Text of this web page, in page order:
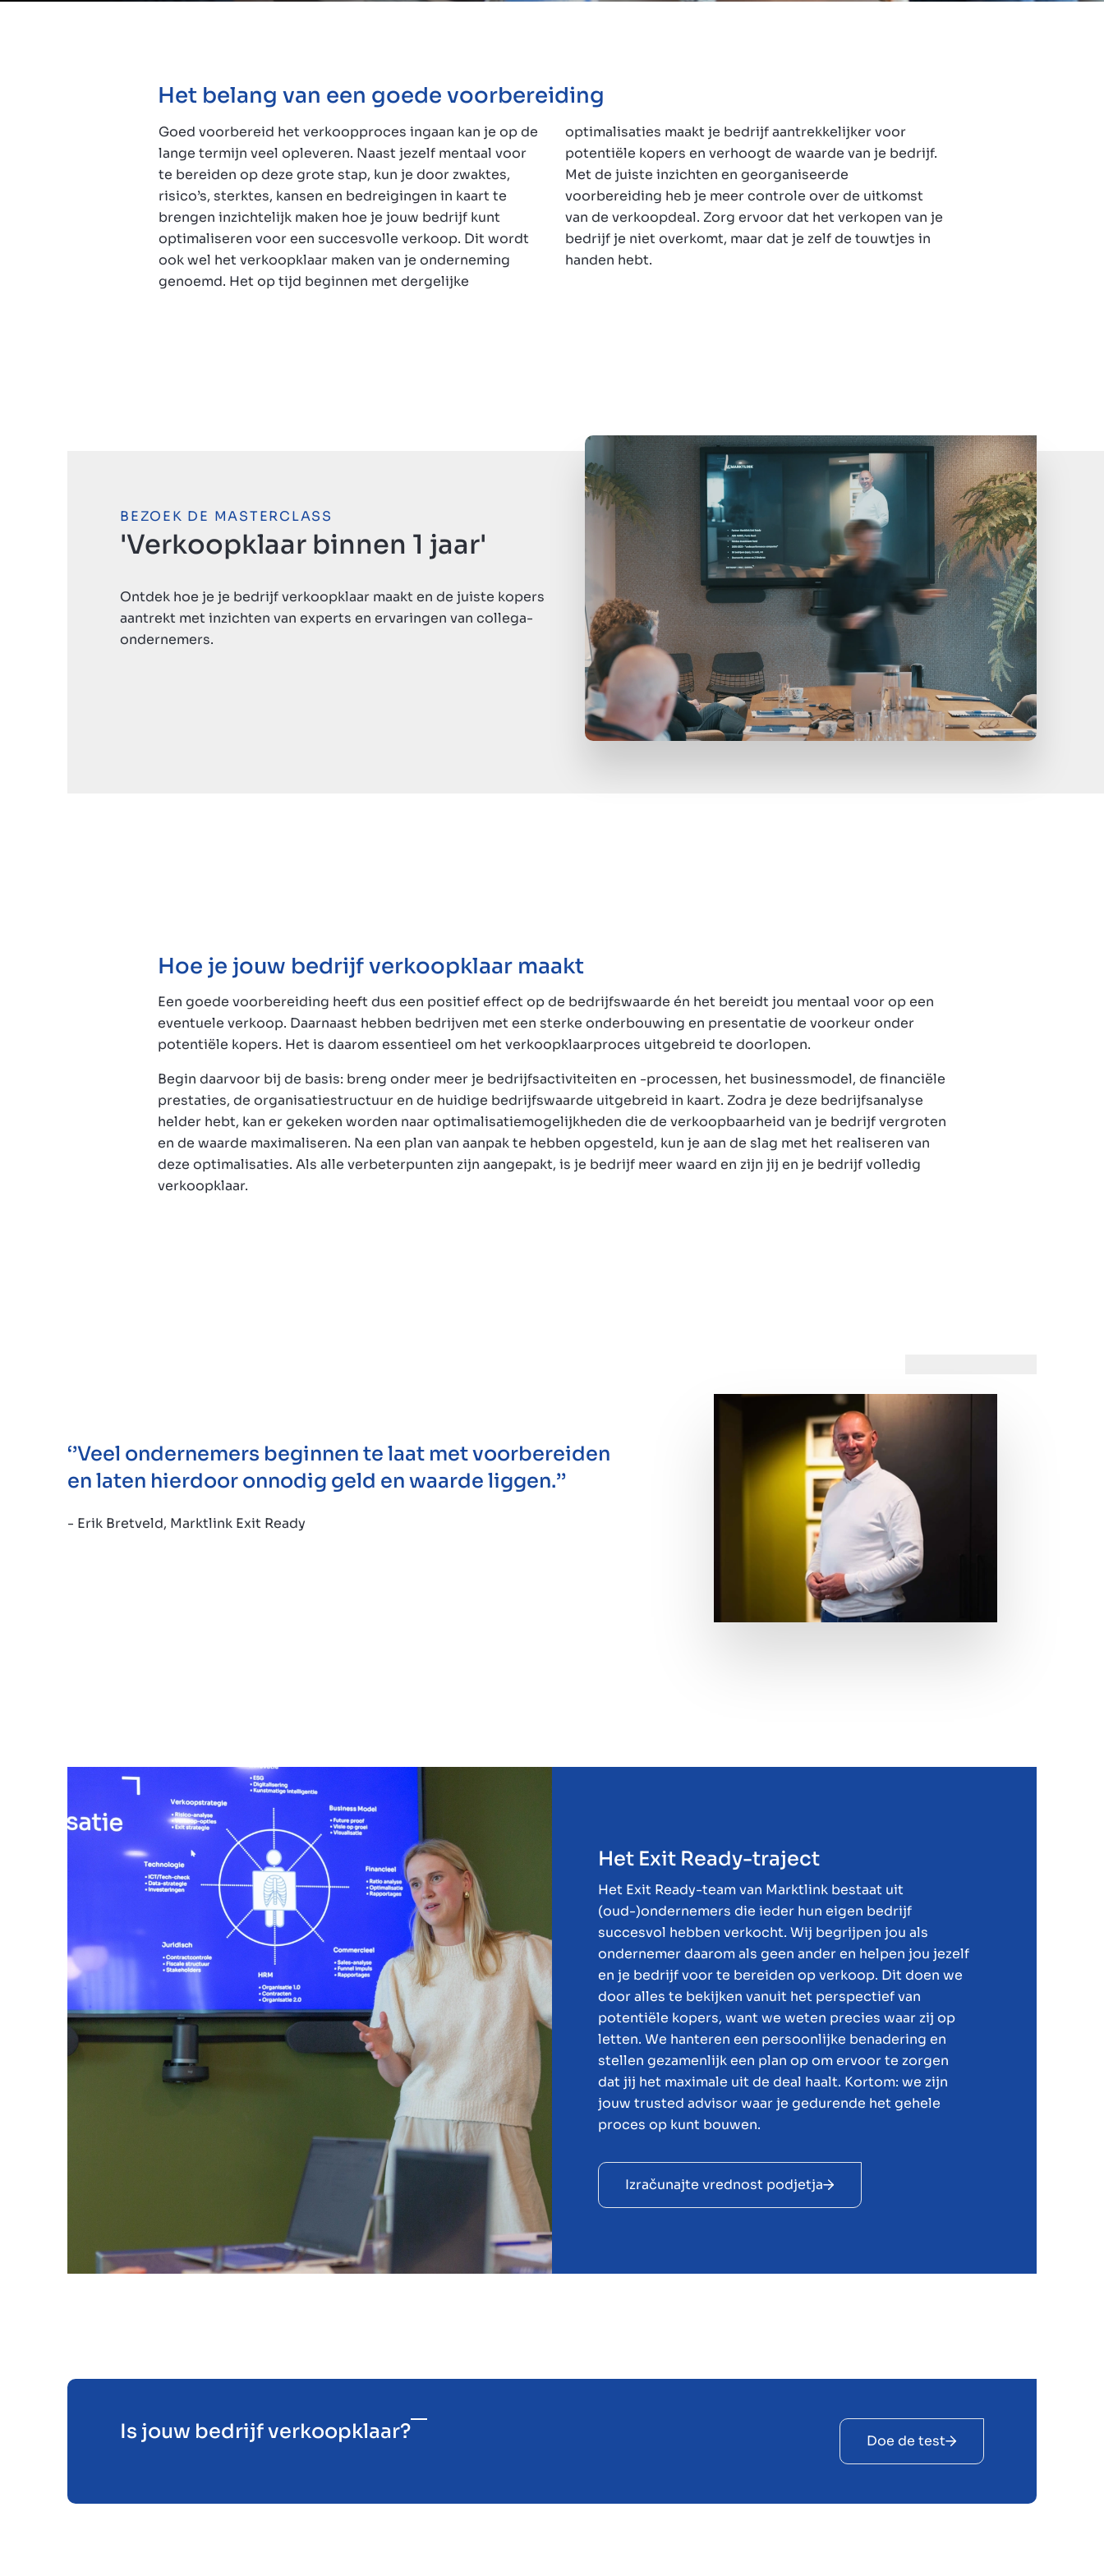
About us
Contact
Het belang van een goede voorbereiding
Goed voorbereid het verkoopproces ingaan kan je op de
lange termijn veel opleveren. Naast jezelf mentaal voor
te bereiden op deze grote stap, kun je door zwaktes,
risico’s, sterktes, kansen en bedreigingen in kaart te
brengen inzichtelijk maken hoe je jouw bedrijf kunt
optimaliseren voor een succesvolle verkoop. Dit wordt
ook wel het verkoopklaar maken van je onderneming
genoemd. Het op tijd beginnen met dergelijke
optimalisaties maakt je bedrijf aantrekkelijker voor
potentiële kopers en verhoogt de waarde van je bedrijf.
Met de juiste inzichten en georganiseerde
voorbereiding heb je meer controle over de uitkomst
van de verkoopdeal. Zorg ervoor dat het verkopen van je
bedrijf je niet overkomt, maar dat je zelf de touwtjes in
handen hebt.
BEZOEK DE MASTERCLASS
'Verkoopklaar binnen 1 jaar'
Ontdek hoe je je bedrijf verkoopklaar maakt en de juiste kopers
aantrekt met inzichten van experts en ervaringen van collega-
ondernemers.
Hoe je jouw bedrijf verkoopklaar maakt
Een goede voorbereiding heeft dus een positief effect op de bedrijfswaarde én het bereidt jou mentaal voor op een
eventuele verkoop. Daarnaast hebben bedrijven met een sterke onderbouwing en presentatie de voorkeur onder
potentiële kopers. Het is daarom essentieel om het verkoopklaarproces uitgebreid te doorlopen.
Begin daarvoor bij de basis: breng onder meer je bedrijfsactiviteiten en -processen, het businessmodel, de financiële
prestaties, de organisatiestructuur en de huidige bedrijfswaarde uitgebreid in kaart. Zodra je deze bedrijfsanalyse
helder hebt, kan er gekeken worden naar optimalisatiemogelijkheden die de verkoopbaarheid van je bedrijf vergroten
en de waarde maximaliseren. Na een plan van aanpak te hebben opgesteld, kun je aan de slag met het realiseren van
deze optimalisaties. Als alle verbeterpunten zijn aangepakt, is je bedrijf meer waard en zijn jij en je bedrijf volledig
verkoopklaar.
‘’Veel ondernemers beginnen te laat met voorbereiden
en laten hierdoor onnodig geld en waarde liggen.’’
- Erik Bretveld, Marktlink Exit Ready
Het Exit Ready-traject
Het Exit Ready-team van Marktlink bestaat uit
(oud-)ondernemers die ieder hun eigen bedrijf
succesvol hebben verkocht. Wij begrijpen jou als
ondernemer daarom als geen ander en helpen jou jezelf
en je bedrijf voor te bereiden op verkoop. Dit doen we
door alles te bekijken vanuit het perspectief van
potentiële kopers, want we weten precies waar zij op
letten. We hanteren een persoonlijke benadering en
stellen gezamenlijk een plan op om ervoor te zorgen
dat jij het maximale uit de deal haalt. Kortom: we zijn
jouw trusted advisor waar je gedurende het gehele
proces op kunt bouwen.
Izračunajte vrednost podjetja
Is jouw bedrijf verkoopklaar? Doe de test